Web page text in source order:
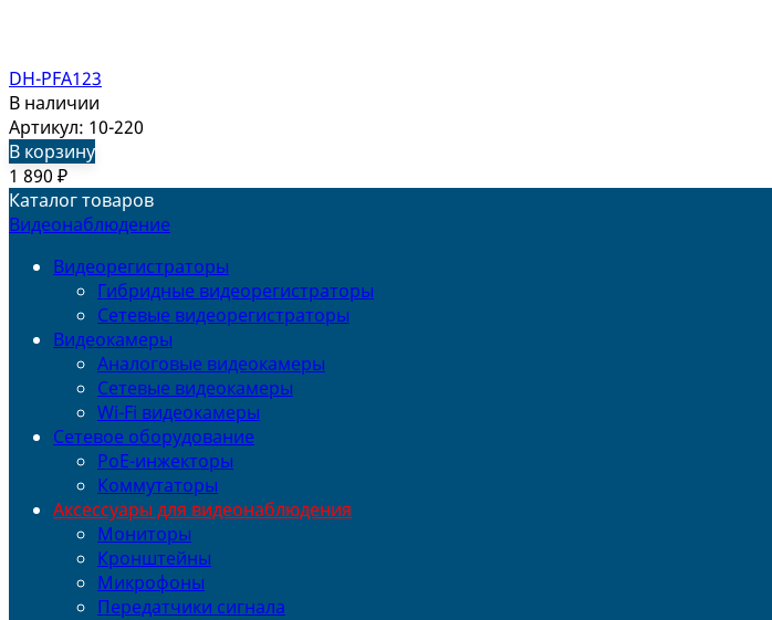
DH-PFA123
В наличии
Артикул: 10-220
В корзину
1 890 ₽
Каталог товаров
Видеонаблюдение
Видеорегистраторы
Гибридные видеорегистраторы
Сетевые видеорегистраторы
Видеокамеры
Аналоговые видеокамеры
Сетевые видеокамеры
Wi-Fi видеокамеры
Сетевое оборудование
PoE-инжекторы
Коммутаторы
Аксессуары для видеонаблюдения
Мониторы
Кронштейны
Микрофоны
Передатчики сигнала